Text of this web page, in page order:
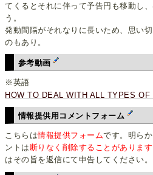
てくるとそれに伴って予告円も移動し
う。
発動間隔がそれなりに長いため、思い
のもあり。
参考動画
※英語
HOW TO DEAL WITH ALL TYPES OF
情報提供用コメントフォーム
こちらは情報提供フォームです。明ら
ントは 断りなく削除することがあります
はその旨を返信にて申告してください。